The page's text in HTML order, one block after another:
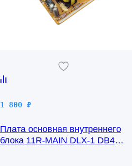
1 800 ₽
Плата основная внутреннего
блока 11R-MAIN DLX-1 DB41-